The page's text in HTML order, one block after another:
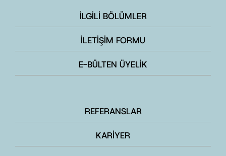
İLGİLİ BÖLÜMLER
İLETİŞİM FORMU
E-BÜLTEN ÜYELİK
REFERANSLAR
KARİYER